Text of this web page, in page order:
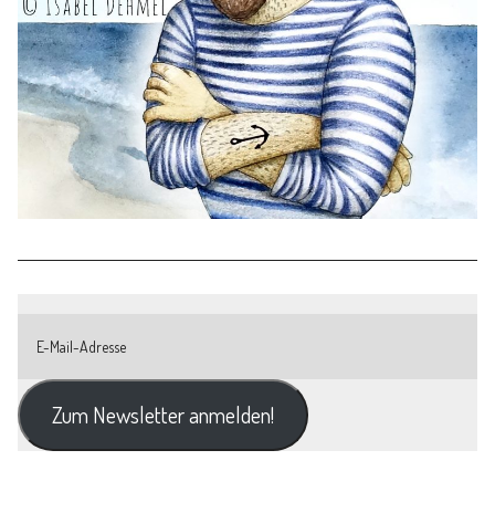
Zum Newsletter anmelden!